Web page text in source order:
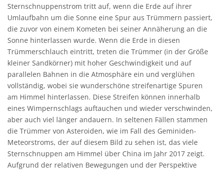
Sternschnuppenstrom tritt auf, wenn die Erde auf ihrer
Umlaufbahn um die Sonne eine Spur aus Trümmern passiert,
die zuvor von einem Kometen bei seiner Annäherung an die
Sonne hinterlassen wurde. Wenn die Erde in diesen
Trümmerschlauch eintritt, treten die Trümmer (in der Größe
kleiner Sandkörner) mit hoher Geschwindigkeit und auf
parallelen Bahnen in die Atmosphäre ein und verglühen
vollständig, wobei sie wunderschöne streifenartige Spuren
am Himmel hinterlassen. Diese Streifen können innerhalb
eines Wimpernschlags auftauchen und wieder verschwinden,
aber auch viel länger andauern. In seltenen Fällen stammen
die Trümmer von Asteroiden, wie im Fall des Geminiden-
Meteorstroms, der auf diesem Bild zu sehen ist, das viele
Sternschnuppen am Himmel über China im Jahr 2017 zeigt.
Aufgrund der relativen Bewegungen und der Perspektive